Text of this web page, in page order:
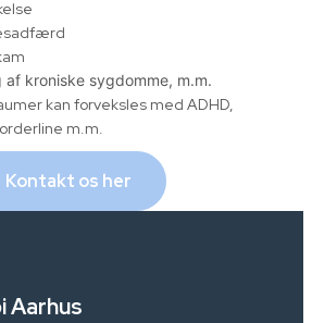
kroniske sygdomme, m.m.
kan forveksles med ADHD,
m.m.
Kontakt os her
Aarhus